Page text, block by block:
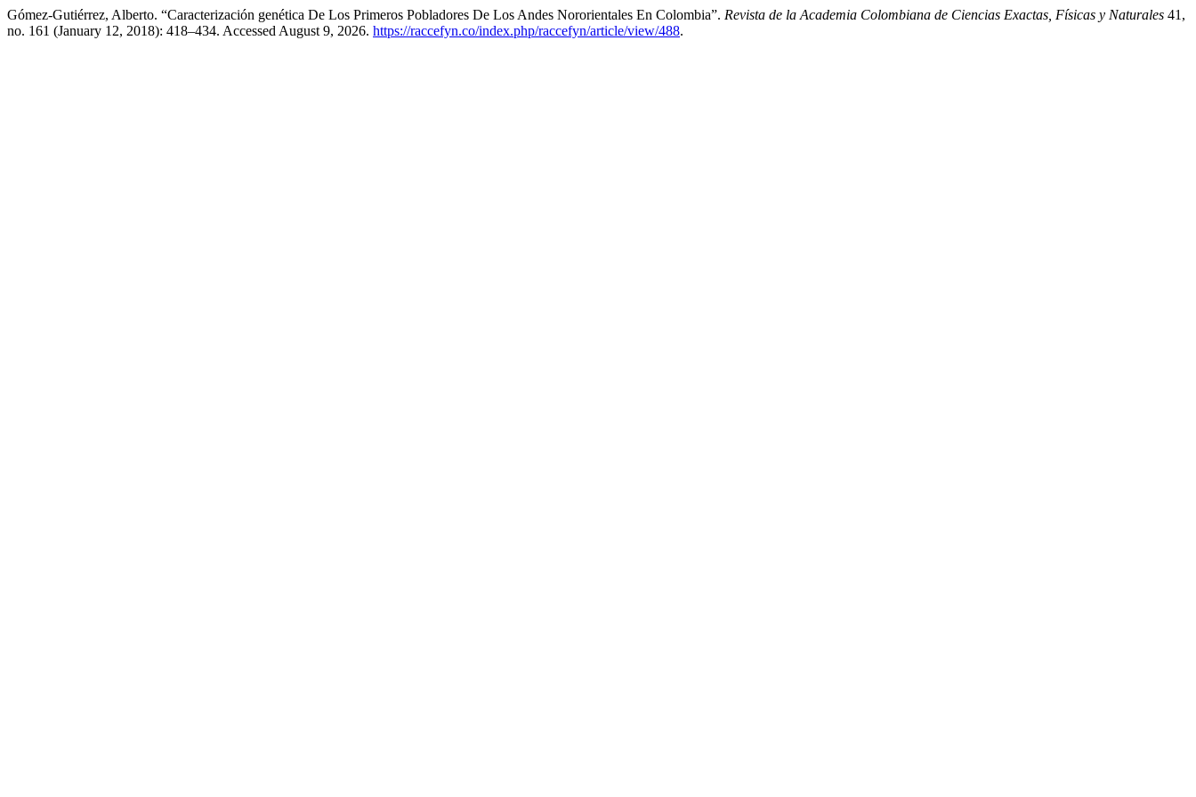
Gómez-Gutiérrez, Alberto. “Caracterización genética De Los Primeros Pobladores De Los Andes Nororientales En Colombia”. Revista de la Academia Colombiana de Ciencias Exactas, Físicas y Naturales 41,
no. 161 (January 12, 2018): 418–434. Accessed August 9, 2026. https://raccefyn.co/index.php/raccefyn/article/view/488.